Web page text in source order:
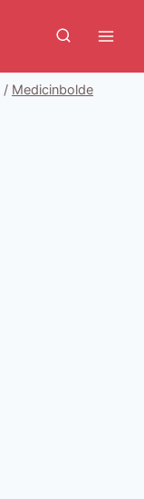
/ Medicinbolde